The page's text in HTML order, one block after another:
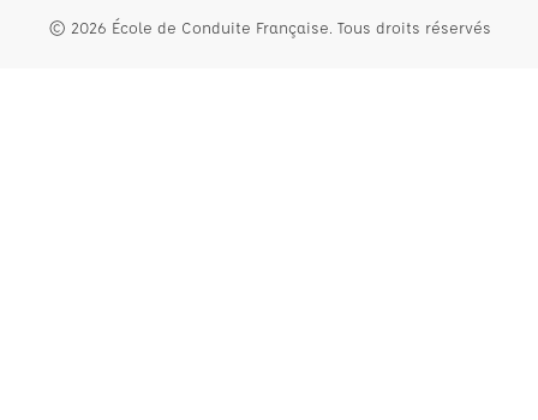
© 2026 École de Conduite Française. Tous droits réservés